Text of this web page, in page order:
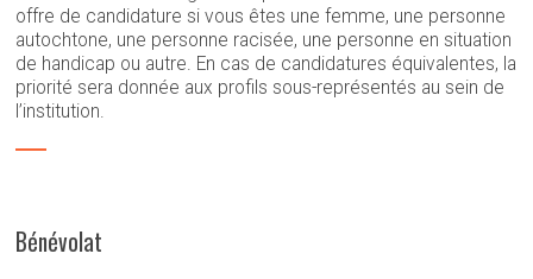
offre de candidature si vous êtes une femme, une personne
autochtone, une personne racisée, une personne en situation
de handicap ou autre. En cas de candidatures équivalentes, la
priorité sera donnée aux profils sous-représentés au sein de
l’institution.
Bénévolat